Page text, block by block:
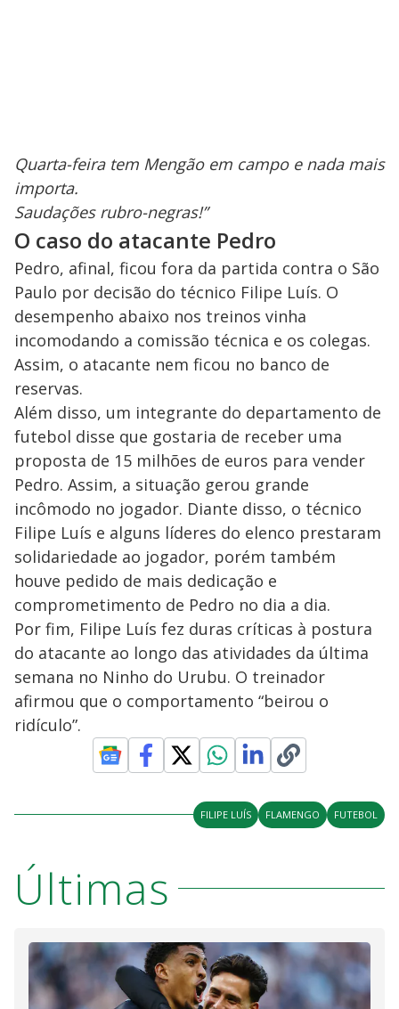
Quarta-feira tem Mengão em campo e nada mais
importa.
Saudações rubro-negras!”
O caso do atacante Pedro
Pedro, afinal, ficou fora da partida contra o São
Paulo por decisão do técnico Filipe Luís. O
desempenho abaixo nos treinos vinha
incomodando a comissão técnica e os colegas.
Assim, o atacante nem ficou no banco de
reservas.
Além disso, um integrante do departamento de
futebol disse que gostaria de receber uma
proposta de 15 milhões de euros para vender
Pedro. Assim, a situação gerou grande
incômodo no jogador. Diante disso, o técnico
Filipe Luís e alguns líderes do elenco prestaram
solidariedade ao jogador, porém também
houve pedido de mais dedicação e
comprometimento de Pedro no dia a dia.
Por fim, Filipe Luís fez duras críticas à postura
do atacante ao longo das atividades da última
semana no Ninho do Urubu. O treinador
afirmou que o comportamento “beirou o
ridículo”.
FILIPE LUÍS FLAMENGO FUTEBOL
Últimas